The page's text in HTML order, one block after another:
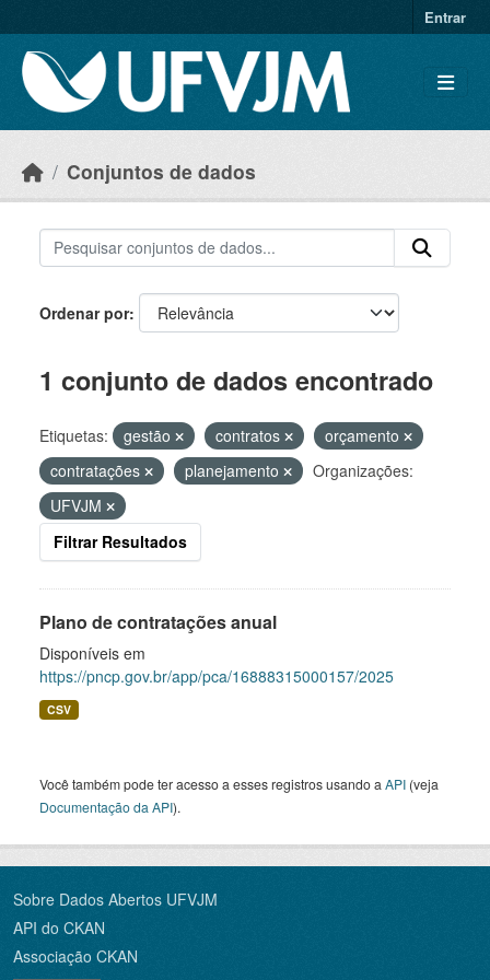
Entrar
Conjuntos de dados
Ordenar por
1 conjunto de dados encontrado
Etiquetas: gestão contratos
orçamento
contratações
planejamento
Organizações:
UFVJM
Filtrar Resultados
Plano de contratações anual
Disponíveis em
https://pncp.gov.br/app/pca/16888315000157/2025
CSV
Você também pode ter acesso a esses registros usando a API (veja
Documentação da API).
Sobre Dados Abertos UFVJM
API do CKAN
Associação CKAN